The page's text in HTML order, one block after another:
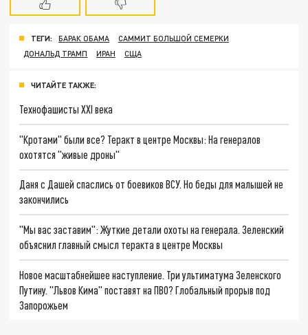
ТЕГИ: БАРАК ОБАМА
САММИТ БОЛЬШОЙ СЕМЕРКИ
ДОНАЛЬД ТРАМП
ИРАН СЩА
ЧИТАЙТЕ ТАКЖЕ:
Технофашисты XXI века
"Кротами" были все? Теракт в центре Москвы: На генералов
охотятся "живые дроны"
Даня с Дашей спаслись от боевиков ВСУ. Но беды для малышей не
закончились
"Мы вас заставим": Жуткие детали охоты на генерала. Зеленский
объяснил главный смысл теракта в центре Москвы
Новое масштабнейшее наступление. Три ультиматума Зеленского
Путину. "Львов Кима" поставят на ПВО? Глобальный прорыв под
Запорожьем